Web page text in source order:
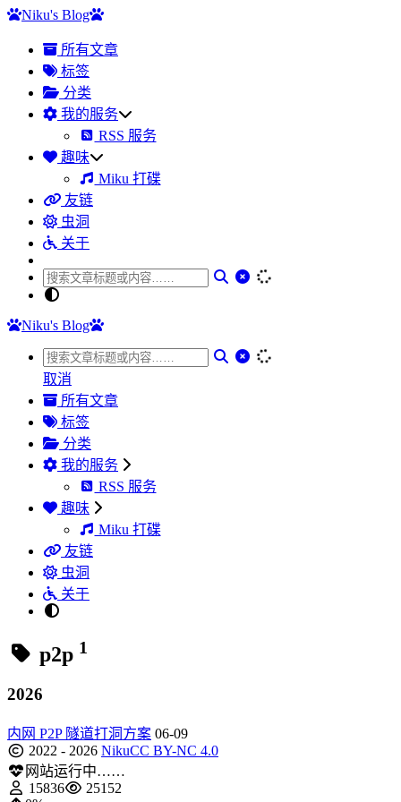
Niku's Blog
所有文章
标签
分类
我的服务
RSS 服务
趣味
Miku 打碟
友链
虫洞
关于
Niku's Blog
取消
所有文章
标签
分类
我的服务
RSS 服务
趣味
Miku 打碟
友链
虫洞
关于
p2p 1
2026
内网 P2P 隧道打洞方案 06-09
2022 - 2026 NikuCC BY-NC 4.0
网站运行中……
15836
25152